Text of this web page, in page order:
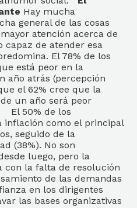
Hay mucha
general de las cosas
atención acerca de
capaz de atender esa
El 78% de los
está peor en la
año atrás (percepción
el 62% cree que la
un año será peor
El 50% de los
inflación como el principal
seguido de la
(38%). No son
luego, pero la
con la falta de resolución
de las demandas
en los dirigentes
las bases organizativas